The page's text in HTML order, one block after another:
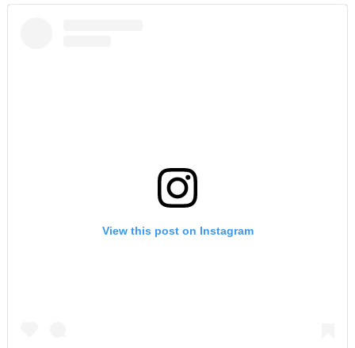
View this post on Instagram